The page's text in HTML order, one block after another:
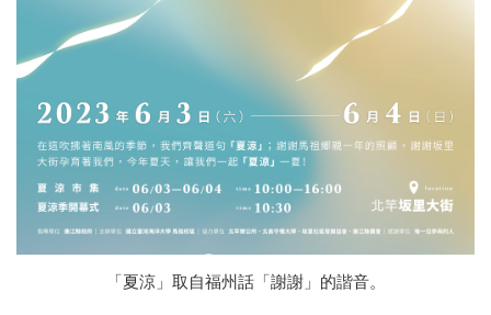
「夏涼」取自福州話「謝謝」的諧音。